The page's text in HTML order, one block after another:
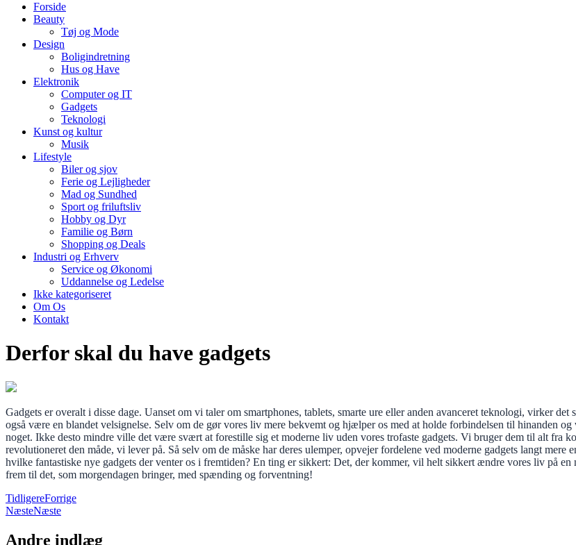
Forside
Beauty
Tøj og Mode
Design
Boligindretning
Hus og Have
Elektronik
Computer og IT
Gadgets
Teknologi
Kunst og kultur
Musik
Lifestyle
Biler og sjov
Ferie og Lejligheder
Mad og Sundhed
Sport og friluftsliv
Hobby og Dyr
Familie og Børn
Shopping og Deals
Industri og Erhverv
Service og Økonomi
Uddannelse og Ledelse
Ikke kategoriseret
Om Os
Kontakt
Derfor skal du have gadgets
Gadgets er overalt i disse dage. Uanset om vi taler om smartphones, tablets, smarte ure eller anden avanceret teknologi, virker
også være en blandet velsignelse. Selv om de gør vores liv mere bekvemt og hjælper os med at holde forbindelsen til hinanden
noget. Ikke desto mindre ville det være svært at forestille sig et moderne liv uden vores trofaste gadgets. Vi bruger dem til alt fra
revolutioneret den måde, vi lever på. Så selv om de måske har deres ulemper, opvejer fordelene ved moderne gadgets langt
hvilke fantastiske nye gadgets der venter os i fremtiden? En ting er sikkert: Det, der kommer, vil helt sikkert ændre vores liv på
frem til det, som morgendagen bringer, med spænding og forventning!
TidligereForrige
NæsteNæste
Andre indlæg